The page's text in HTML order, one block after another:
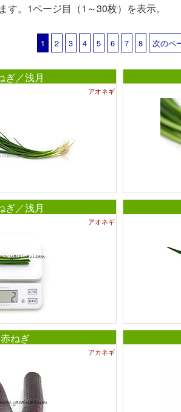
す。1ページ目（1～30枚）を表示。
1 2 3 4 5 6 7 8 次のペ
ぎ／浅月
アオネギ
ぎ／浅月
アオネギ
赤ねぎ
アカネギ